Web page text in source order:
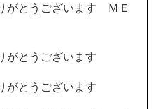
がとうございます ＭＥ
がとうございます
がとうございます